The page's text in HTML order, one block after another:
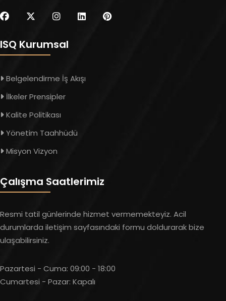
ISQ Kurumsal
Belgelendirme İş Akışı
İlkeler Prensipler
Kalite Politikası
Yönetim Taahhüdü
Misyon Vizyon
Çalışma Saatlerimiz
Resmi tatil günlerinde hizmet vermemekteyiz. Acil
durumlarda iletişim sayfasındaki formu doldurarak bize
ulaşabilirsiniz.
Pazartesi - Cuma: 09:00 - 18:00
Cumartesi - Pazar: Kapalı